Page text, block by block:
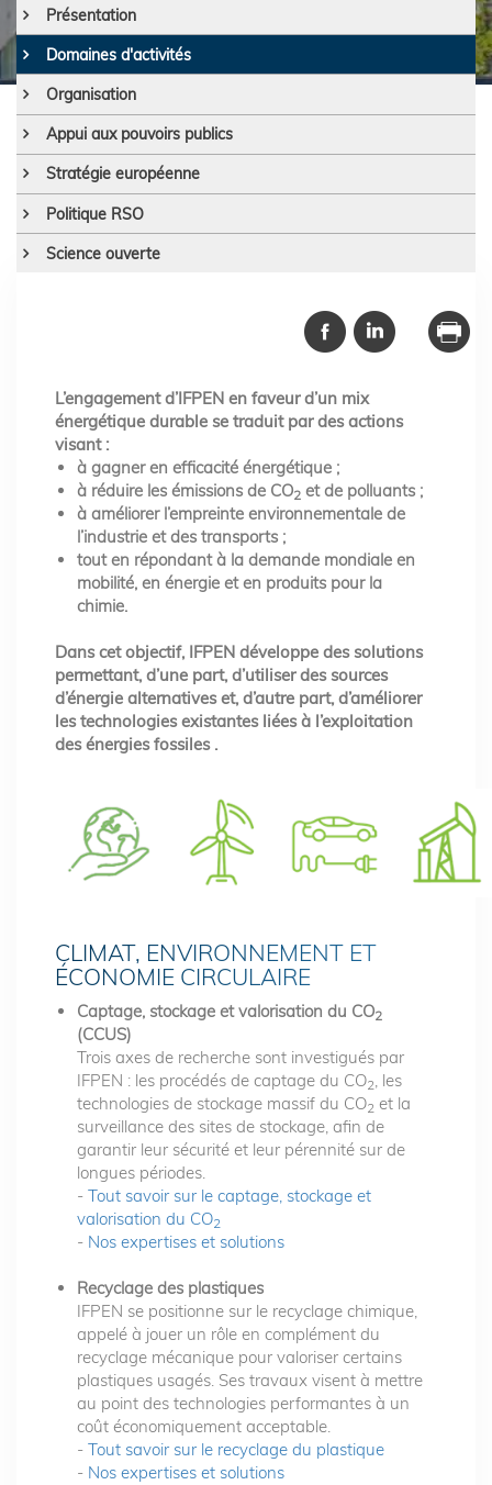
Présentation
Domaines d'activités
Organisation
Appui aux pouvoirs publics
Stratégie européenne
Politique RSO
Science ouverte
L’engagement d’IFPEN en faveur d’un mix
énergétique durable se traduit par des actions
visant :
à gagner en efficacité énergétique ;
à réduire les émissions de CO2 et de polluants ;
à améliorer l’empreinte environnementale de
l’industrie et des transports ;
tout en répondant à la demande mondiale en
mobilité, en énergie et en produits pour la
chimie.
Dans cet objectif, IFPEN développe des solutions
permettant, d’une part, d’utiliser des sources
d’énergie alternatives et, d’autre part, d’améliorer
les technologies existantes liées à l’exploitation
des énergies fossiles .
CLIMAT, ENVIRONNEMENT ET
ÉCONOMIE CIRCULAIRE
Captage, stockage et valorisation du CO2
(CCUS)
Trois axes de recherche sont investigués par
IFPEN : les procédés de captage du CO2, les
technologies de stockage massif du CO2 et la
surveillance des sites de stockage, afin de
garantir leur sécurité et leur pérennité sur de
longues périodes.
- Tout savoir sur le captage, stockage et
valorisation du CO2
- Nos expertises et solutions
Recyclage des plastiques
IFPEN se positionne sur le recyclage chimique,
appelé à jouer un rôle en complément du
recyclage mécanique pour valoriser certains
plastiques usagés. Ses travaux visent à mettre
au point des technologies performantes à un
coût économiquement acceptable.
- Tout savoir sur le recyclage du plastique
- Nos expertises et solutions